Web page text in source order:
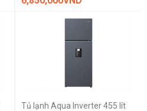
Tủ lạnh Aqua Inverter 455 lít